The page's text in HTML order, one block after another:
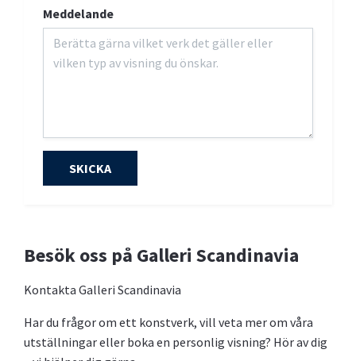
Meddelande
SKICKA
Besök oss på Galleri Scandinavia
Kontakta Galleri Scandinavia
Har du frågor om ett konstverk, vill veta mer om våra
utställningar eller boka en personlig visning? Hör av dig